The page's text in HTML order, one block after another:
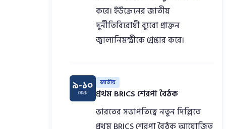
করে। ইউক্রেনের জাতীয়
দুর্নীতিবিরোধী ব্যুরো প্রাক্তন
জ্বালানিমন্ত্রীকে গ্রেপ্তার করে।
৯-১০
ফেব্রু
জাতীয়
প্রথম BRICS শেরপা বৈঠক
ভারতের সভাপতিত্বে নতুন দিল্লিতে